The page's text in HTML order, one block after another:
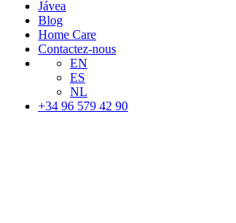
Jávea
Blog
Home Care
Contactez-nous
EN
ES
NL
+34 96 579 42 90